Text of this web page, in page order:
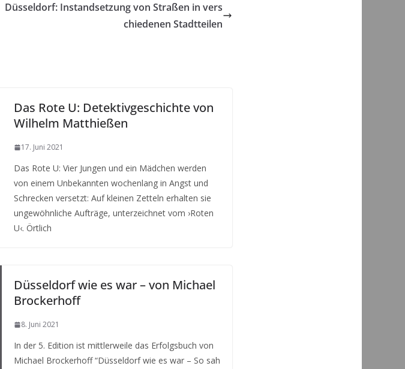
Düsseldorf: Instandsetzung von Straßen in vers
chiedenen Stadtteilen
Das Rote U: Detektivgeschichte von
Wilhelm Matthießen
17. Juni 2021
Das Rote U: Vier Jungen und ein Mädchen werden
von einem Unbekannten wochenlang in Angst und
Schrecken versetzt: Auf kleinen Zetteln erhalten sie
ungewöhnliche Aufträge, unterzeichnet vom ›Roten
U‹. Örtlich
Düsseldorf wie es war – von Michael
Brockerhoff
8. Juni 2021
In der 5. Edition ist mittlerweile das Erfolgsbuch von
Michael Brockerhoff “Düsseldorf wie es war – So sah